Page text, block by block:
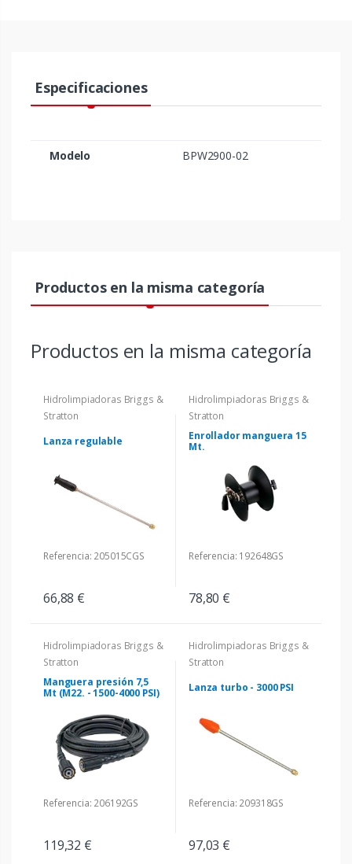
Especificaciones
Modelo BPW2900-02
Productos en la misma categoría
Productos en la misma categoría
Hidrolimpiadoras Briggs &
Stratton
Lanza regulable
Referencia: 205015CGS
66,88 €
Hidrolimpiadoras Briggs &
Stratton
Enrollador manguera 15
Mt.
Referencia: 192648GS
78,80 €
Hidrolimpiadoras Briggs &
Stratton
Manguera presión 7,5
Mt (M22. - 1500-4000 PSI)
Referencia: 206192GS
119,32 €
Hidrolimpiadoras Briggs &
Stratton
Lanza turbo - 3000 PSI
Referencia: 209318GS
97,03 €